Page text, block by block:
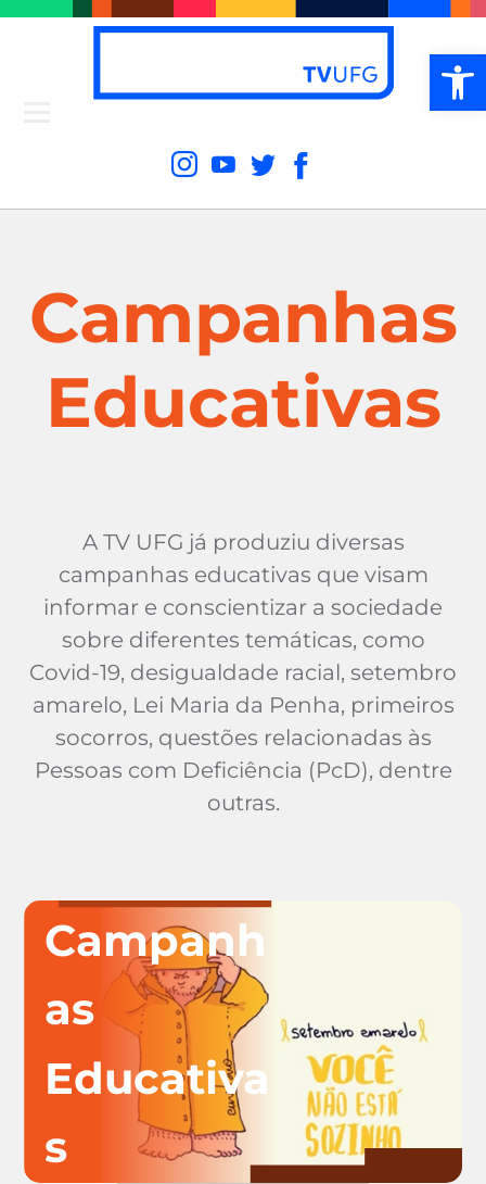
Campanhas
Educativas
A TV UFG já produziu diversas
campanhas educativas que visam
informar e conscientizar a sociedade
sobre diferentes temáticas, como
Covid-19, desigualdade racial, setembro
amarelo, Lei Maria da Penha, primeiros
socorros, questões relacionadas às
Pessoas com Deficiência (PcD), dentre
outras.
Campanh
as
Educativa
s